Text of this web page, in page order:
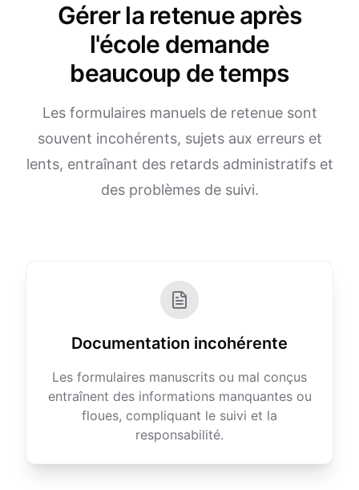
Gérer la retenue après
l'école demande
beaucoup de temps
Les formulaires manuels de retenue sont
souvent incohérents, sujets aux erreurs et
lents, entraînant des retards administratifs et
des problèmes de suivi.
Documentation incohérente
Les formulaires manuscrits ou mal conçus
entraînent des informations manquantes ou
floues, compliquant le suivi et la
responsabilité.